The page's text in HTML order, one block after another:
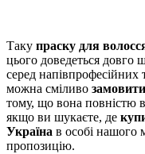
Таку праску для
цього доведеться довго
серед
можна сміливо замовити
тому, що вона повністю
якщо ви шукаєте, де
Україна в особі нашого
пропозицію.